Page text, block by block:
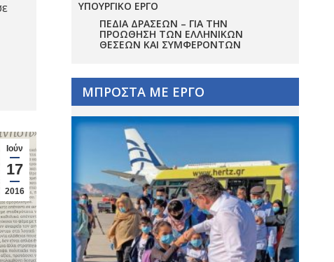
Ιούν
17
2016
ΥΠΟΥΡΓΙΚΟ ΕΡΓΟ
ΠΕΔΊΑ ΔΡΆΣΕΩΝ – ΓΙΑ ΤΗΝ
ΠΡΟΏΘΗΣΗ ΤΩΝ ΕΛΛΗΝΙΚΏΝ
ΘΈΣΕΩΝ ΚΑΙ ΣΥΜΦΕΡΌΝΤΩΝ
ΜΠΡΟΣΤΑ ΜΕ ΕΡΓΟ